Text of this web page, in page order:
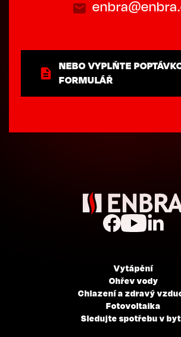
NEBO VYPLŇTE
FORMULÁŘ
Vytápění
Ohřev vody
Chlazení a zdravý
Fotovoltaika
Sledujte spotřebu v